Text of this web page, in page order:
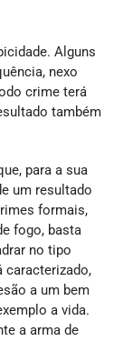
Alguns
nexo
crime terá
também
para a sua
um resultado
formais,
fogo, basta
no tipo
caracterizado,
a um bem
a vida.
a arma de